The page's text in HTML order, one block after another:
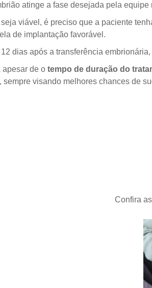
atinge a fase desejada pela
viável, é preciso que a paciente
de implantação favorável.
dias após a transferência
apesar de o tempo de duração do
sempre visando melhores chances de
Confira